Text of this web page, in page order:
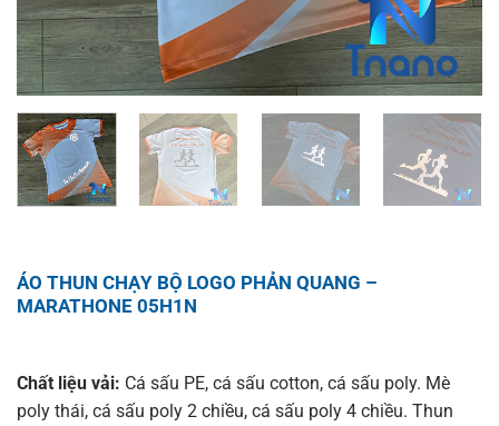
ÁO THUN CHẠY BỘ LOGO PHẢN QUANG –
MARATHONE 05H1N
Chất liệu vải: Cá sấu PE, cá sấu cotton, cá sấu poly. Mè
poly thái, cá sấu poly 2 chiều, cá sấu poly 4 chiều. Thun